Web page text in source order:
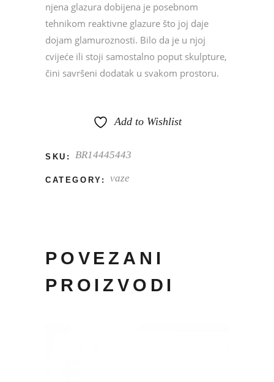
njena glazura dobijena je posebnom
tehnikom reaktivne glazure što joj daje
dojam glamuroznosti. Bilo da je u njoj
cvijeće ili stoji samostalno poput skulpture,
čini savršeni dodatak u svakom prostoru.
Add to Wishlist
SKU: BR14445443
CATEGORY: vaze
POVEZANI
PROIZVODI